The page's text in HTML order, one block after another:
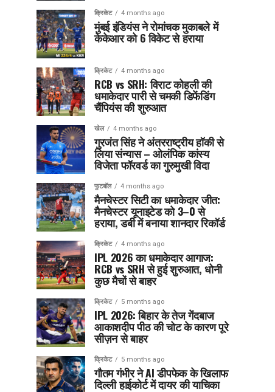
क्रिकेट 4 months ago
मुंबई इंडियंस ने रोमांचक मुकाबले में
केकेआर को 6 विकेट से हराया
क्रिकेट 4 months ago
RCB vs SRH: विराट कोहली की
धमाकेदार पारी से चमकी डिफेंडिंग
चैंपियंस की शुरुआत
खेल 4 months ago
गुरजंत सिंह ने अंतरराष्ट्रीय हॉकी से
लिया संन्यास – ओलंपिक कांस्य
विजेता फॉरवर्ड का गुरुमुखी विदा
फुटबॉल 4 months ago
मैनचेस्टर सिटी का धमाकेदार जीत:
मैनचेस्टर यूनाइटेड को 3–0 से
हराया, डर्बी में बनाया शानदार रिकॉर्ड
क्रिकेट 4 months ago
IPL 2026 का धमाकेदार आगाज:
RCB vs SRH से हुई शुरुआत, धोनी
कुछ मैचों से बाहर
क्रिकेट 5 months ago
IPL 2026: बिहार के तेज गेंदबाज
आकाशदीप पीठ की चोट के कारण पूरे
सीज़न से बाहर
क्रिकेट 5 months ago
गौतम गंभीर ने AI डीपफेक के खिलाफ
दिल्ली हाईकोर्ट में दायर की याचिका